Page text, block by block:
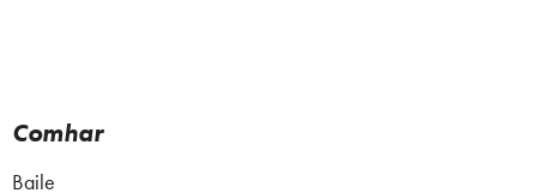
Comhar
Baile